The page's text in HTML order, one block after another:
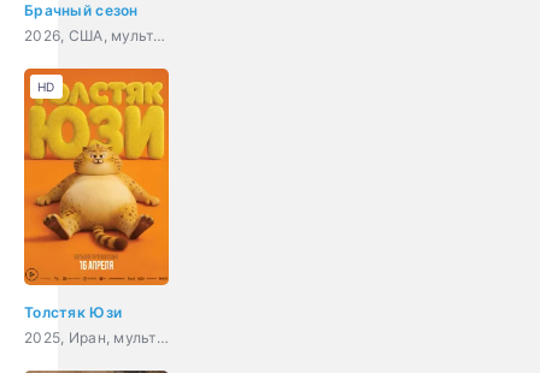
Брачный сезон
2026, США, мультфильм, мелодрама, комедия
Толстяк Юзи
2025, Иран, мультфильм, приключения, комедия, семейный
HD